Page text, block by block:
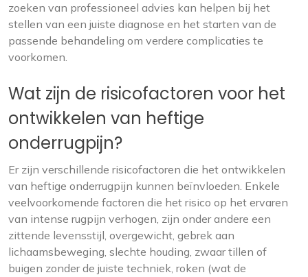
zoeken van professioneel advies kan helpen bij het
stellen van een juiste diagnose en het starten van de
passende behandeling om verdere complicaties te
voorkomen.
Wat zijn de risicofactoren voor het
ontwikkelen van heftige
onderrugpijn?
Er zijn verschillende risicofactoren die het ontwikkelen
van heftige onderrugpijn kunnen beïnvloeden. Enkele
veelvoorkomende factoren die het risico op het ervaren
van intense rugpijn verhogen, zijn onder andere een
zittende levensstijl, overgewicht, gebrek aan
lichaamsbeweging, slechte houding, zwaar tillen of
buigen zonder de juiste techniek, roken (wat de